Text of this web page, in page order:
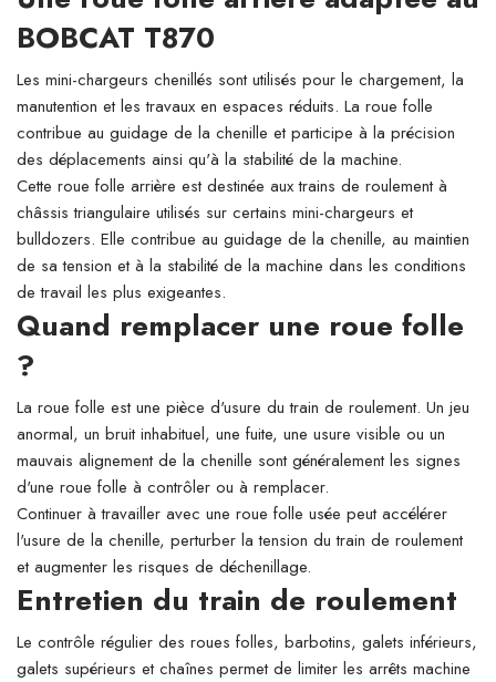
BOBCAT T870
Les mini-chargeurs chenillés sont utilisés pour le chargement, la
manutention et les travaux en espaces réduits. La roue folle
contribue au guidage de la chenille et participe à la précision
des déplacements ainsi qu'à la stabilité de la machine.
Cette roue folle arrière est destinée aux trains de roulement à
châssis triangulaire utilisés sur certains mini-chargeurs et
bulldozers. Elle contribue au guidage de la chenille, au maintien
de sa tension et à la stabilité de la machine dans les conditions
de travail les plus exigeantes.
Quand remplacer une roue folle
?
La roue folle est une pièce d'usure du train de roulement. Un jeu
anormal, un bruit inhabituel, une fuite, une usure visible ou un
mauvais alignement de la chenille sont généralement les signes
d'une roue folle à contrôler ou à remplacer.
Continuer à travailler avec une roue folle usée peut accélérer
l'usure de la chenille, perturber la tension du train de roulement
et augmenter les risques de déchenillage.
Entretien du train de roulement
Le contrôle régulier des roues folles, barbotins, galets inférieurs,
galets supérieurs et chaînes permet de limiter les arrêts machine